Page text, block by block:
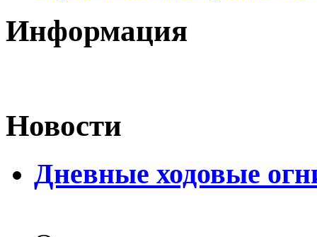
Информация
Новости
Дневные ходовые